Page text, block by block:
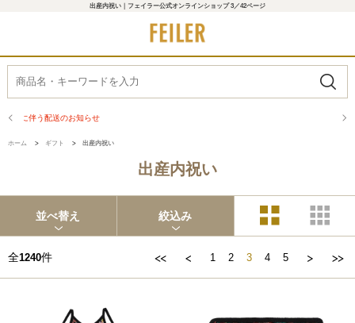
出産内祝い｜フェイラー公式オンラインショップ 3／42ページ
ホーム > ギフト > 出産内祝い
出産内祝い
並べ替え 絞込み
全1240件 1 2 3 4 5